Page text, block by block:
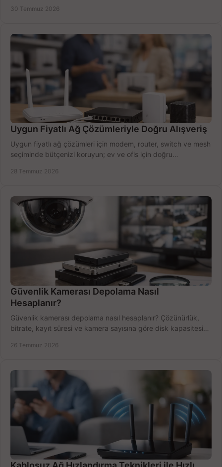
30 Temmuz 2026
Uygun Fiyatlı Ağ Çözümleriyle Doğru Alışveriş
Uygun fiyatlı ağ çözümleri için modem, router, switch ve mesh
seçiminde bütçenizi koruyun; ev ve ofis için doğru
28 Temmuz 2026
Güvenlik Kamerası Depolama Nasıl
Hesaplanır?
Güvenlik kamerası depolama nasıl hesaplanır? Çözünürlük,
bitrate, kayıt süresi ve kamera sayısına göre disk kapasitesini
26 Temmuz 2026